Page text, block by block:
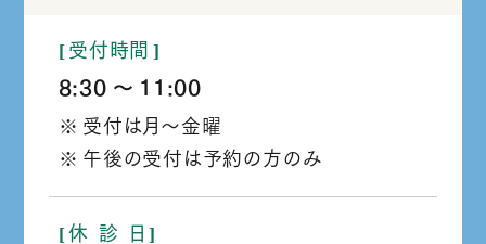
受付時間
8:30
か
ら
11:00
受付は月～金曜
午後の受付は予約の方のみ
休 診 日